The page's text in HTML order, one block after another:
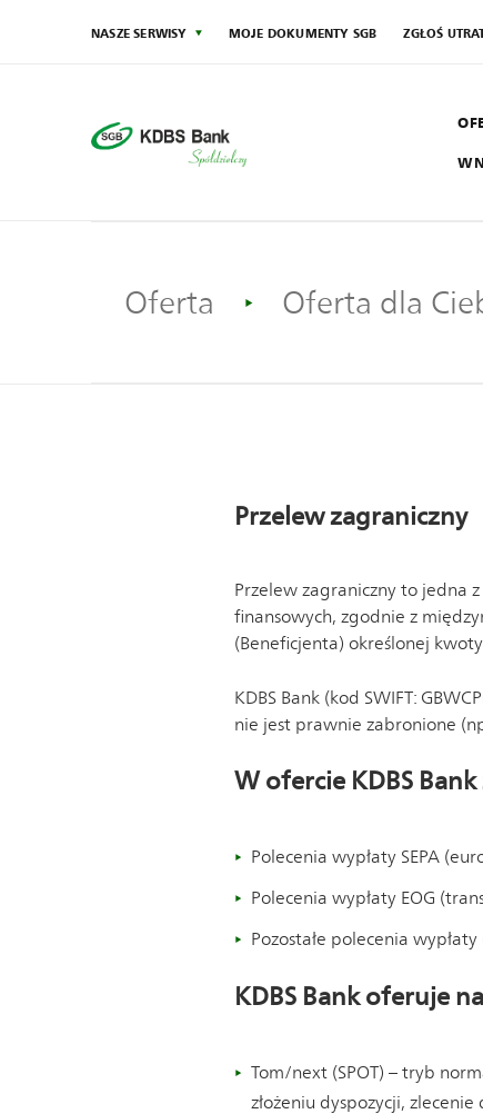
NASZE SERWISY MOJE DOKUMENTY SGB ZGŁOŚ
Oferta Oferta dla
Przelew zagraniczny
Przelew zagraniczny to jedna
finansowych, zgodnie z
(Beneficjenta) określonej
KDBS Bank (kod SWIFT:
nie jest prawnie zabronione
W ofercie KDBS
Polecenia wypłaty SEPA
Polecenia wypłaty EOG
Pozostałe polecenia wypłaty
KDBS Bank oferuje
Tom/next (SPOT) – tryb
złożeniu dyspozycji,